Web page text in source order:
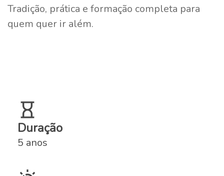
Tradição, prática e formação completa para
quem quer ir além.
Duração
5 anos